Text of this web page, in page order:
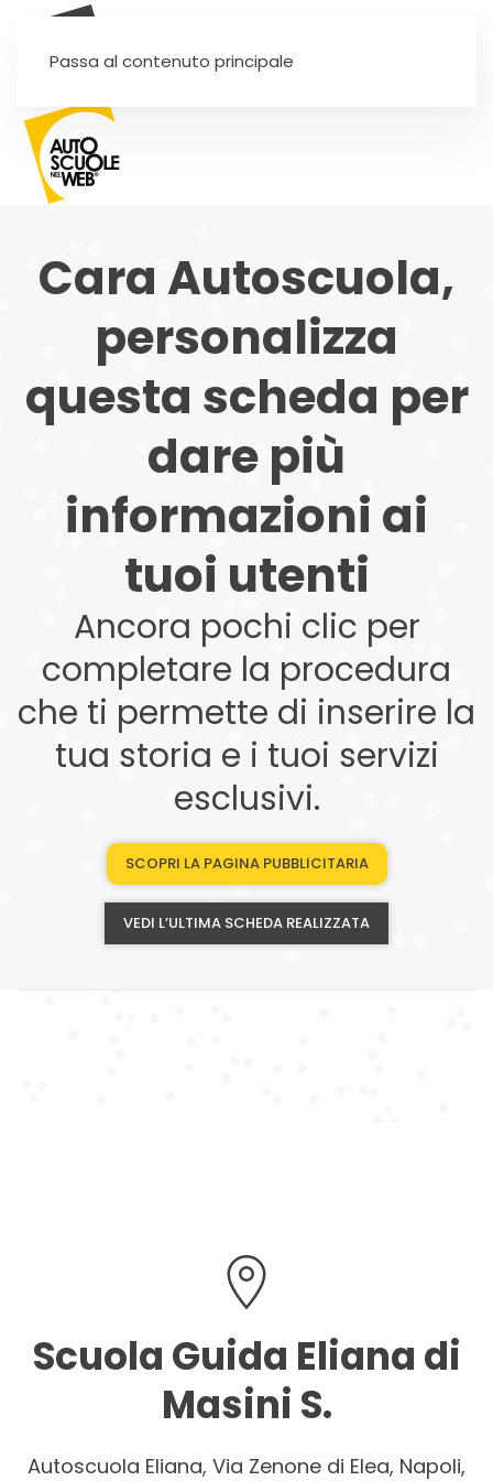
Passa al contenuto principale
Cara Autoscuola,
personalizza
questa scheda per
dare più
informazioni ai
tuoi utenti
Ancora pochi clic per
completare la procedura
che ti permette di inserire la
tua storia e i tuoi servizi
esclusivi.
SCOPRI LA PAGINA PUBBLICITARIA
VEDI L’ULTIMA SCHEDA REALIZZATA
Scuola Guida Eliana di
Masini S.
Autoscuola Eliana, Via Zenone di Elea, Napoli,